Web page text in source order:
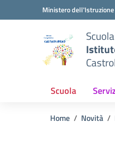
Vai ai contenuti
Vai al menu di navigazione
Ministero
Scuola
Home Novità